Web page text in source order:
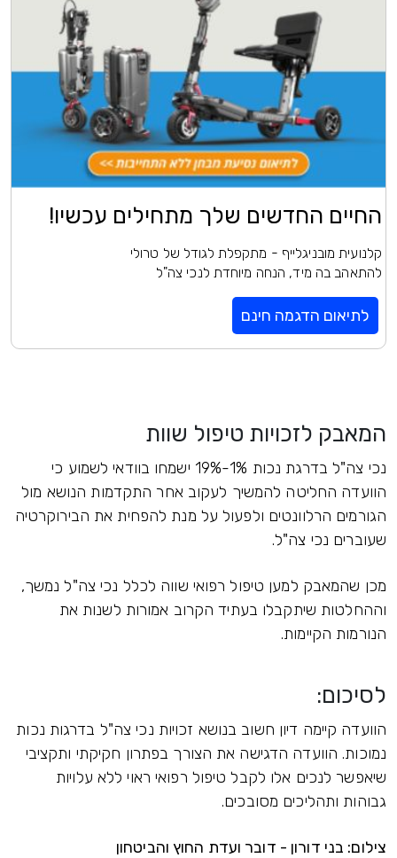
החיים החדשים שלך מתחילים עכשיו!
קלנועית מובניגלייף - מתקפלת לגודל של טרולי
להתאהב בה מיד, הנחה מיוחדת לנכי צה"ל
לתיאום הדגמה חינם
המאבק לזכויות טיפול שוות
נכי צה"ל בדרגת נכות 1%-19% ישמחו בוודאי לשמוע כי
הוועדה החליטה להמשיך לעקוב אחר התקדמות הנושא מול
הגורמים הרלוונטים ולפעול על מנת להפחית את הבירוקרטיה
שעוברים נכי צה"ל.
מכן שהמאבק למען טיפול רפואי שווה לכלל נכי צה"ל נמשך,
וההחלטות שיתקבלו בעתיד הקרוב אמורות לשנות את
הנורמות הקיימות.
לסיכום:
הוועדה קיימה דיון חשוב בנושא זכויות נכי צה"ל בדרגות נכות
נמוכות. הוועדה הדגישה את הצורך בפתרון חקיקתי ותקציבי
שיאפשר לנכים אלו לקבל טיפול רפואי ראוי ללא עלויות
גבוהות ותהליכים מסובכים.
צילום: בני דורון - דובר ועדת החוץ והביטחון